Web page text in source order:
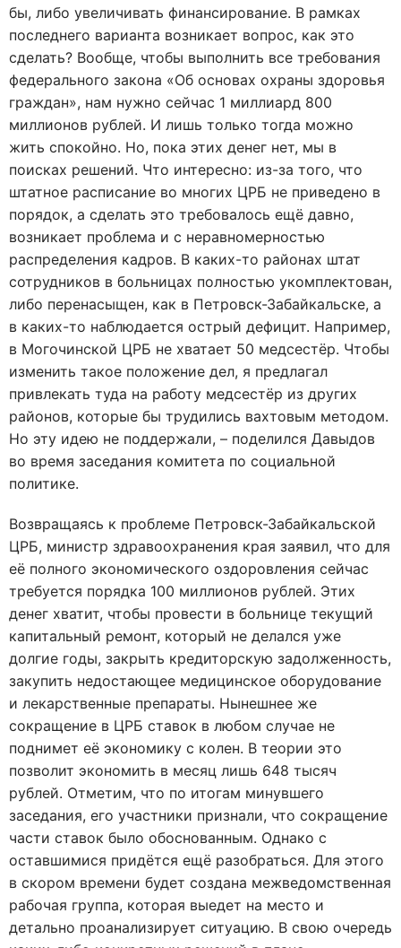
бы, либо увеличивать финансирование. В рамках
последнего варианта возникает вопрос, как это
сделать? Вообще, чтобы выполнить все требования
федерального закона «Об основах охраны здоровья
граждан», нам нужно сейчас 1 миллиард 800
миллионов рублей. И лишь только тогда можно
жить спокойно. Но, пока этих денег нет, мы в
поисках решений. Что интересно: из-за того, что
штатное расписание во многих ЦРБ не приведено в
порядок, а сделать это требовалось ещё давно,
возникает проблема и с неравномерностью
распределения кадров. В каких-то районах штат
сотрудников в больницах полностью укомплектован,
либо перенасыщен, как в Петровск-Забайкальске, а
в каких-то наблюдается острый дефицит. Например,
в Могочинской ЦРБ не хватает 50 медсестёр. Чтобы
изменить такое положение дел, я предлагал
привлекать туда на работу медсестёр из других
районов, которые бы трудились вахтовым методом.
Но эту идею не поддержали, – поделился Давыдов
во время заседания комитета по социальной
политике.
Возвращаясь к проблеме Петровск-Забайкальской
ЦРБ, министр здравоохранения края заявил, что для
её полного экономического оздоровления сейчас
требуется порядка 100 миллионов рублей. Этих
денег хватит, чтобы провести в больнице текущий
капитальный ремонт, который не делался уже
долгие годы, закрыть кредиторскую задолженность,
закупить недостающее медицинское оборудование
и лекарственные препараты. Нынешнее же
сокращение в ЦРБ ставок в любом случае не
поднимет её экономику с колен. В теории это
позволит экономить в месяц лишь 648 тысяч
рублей. Отметим, что по итогам минувшего
заседания, его участники признали, что сокращение
части ставок было обоснованным. Однако с
оставшимися придётся ещё разобраться. Для этого
в скором времени будет создана межведомственная
рабочая группа, которая выедет на место и
детально проанализирует ситуацию. В свою очередь